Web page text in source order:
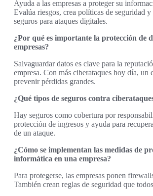
Ayuda a las empresas a proteger su
Evalúa riesgos, crea políticas de seguridad y
seguros para ataques digitales.
¿Por qué es importante la protección de
empresas?
Salvaguardar datos es clave para la
empresa. Con más ciberataques hoy día, un
prevenir pérdidas grandes.
¿Qué tipos de seguros contra
Hay seguros como cobertura por
protección de ingresos y ayuda para
de un ataque.
¿Cómo se implementan las medidas de
informática en una empresa?
Para protegerse, las empresas ponen
También crean reglas de seguridad que